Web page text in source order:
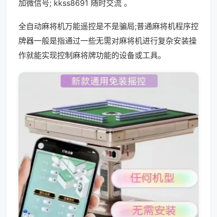
加微信号; kkss8691 随时交流 。
全自动麻将机万能遥控是不是骗局;普通麻将机程序控
牌器一般是指通过一些无需对麻将机进行复杂安装操
作就能实现控制麻将牌功能的设备或工具。